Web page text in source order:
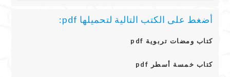
أضغط على الكتب التالية لتحميلها pdf:
كتاب ومضات تربوية pdf
كتاب خمسة أسطر pdf